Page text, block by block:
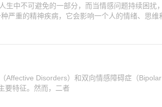
生中不可避免的一部分，而当情感问题持续困扰
Affective Disorders）和双向情感障碍症（Bipolar
要特征。然而，二者